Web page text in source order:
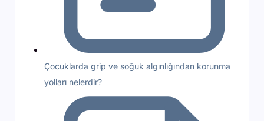
Çocuklarda grip ve soğuk algınlığından korunma
yolları nelerdir?